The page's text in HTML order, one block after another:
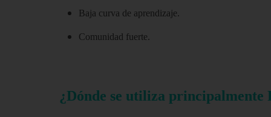
Baja curva de aprendizaje.
Comunidad fuerte.
¿Dónde se utiliza principalmente